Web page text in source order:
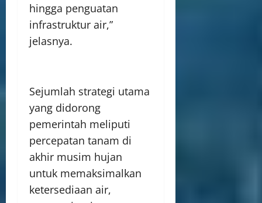
hingga penguatan
infrastruktur air,”
jelasnya.
Sejumlah strategi utama
yang didorong
pemerintah meliputi
percepatan tanam di
akhir musim hujan
untuk memaksimalkan
ketersediaan air,